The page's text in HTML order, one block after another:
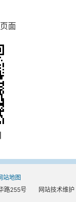
面
站地图
路255号 网站技术维护